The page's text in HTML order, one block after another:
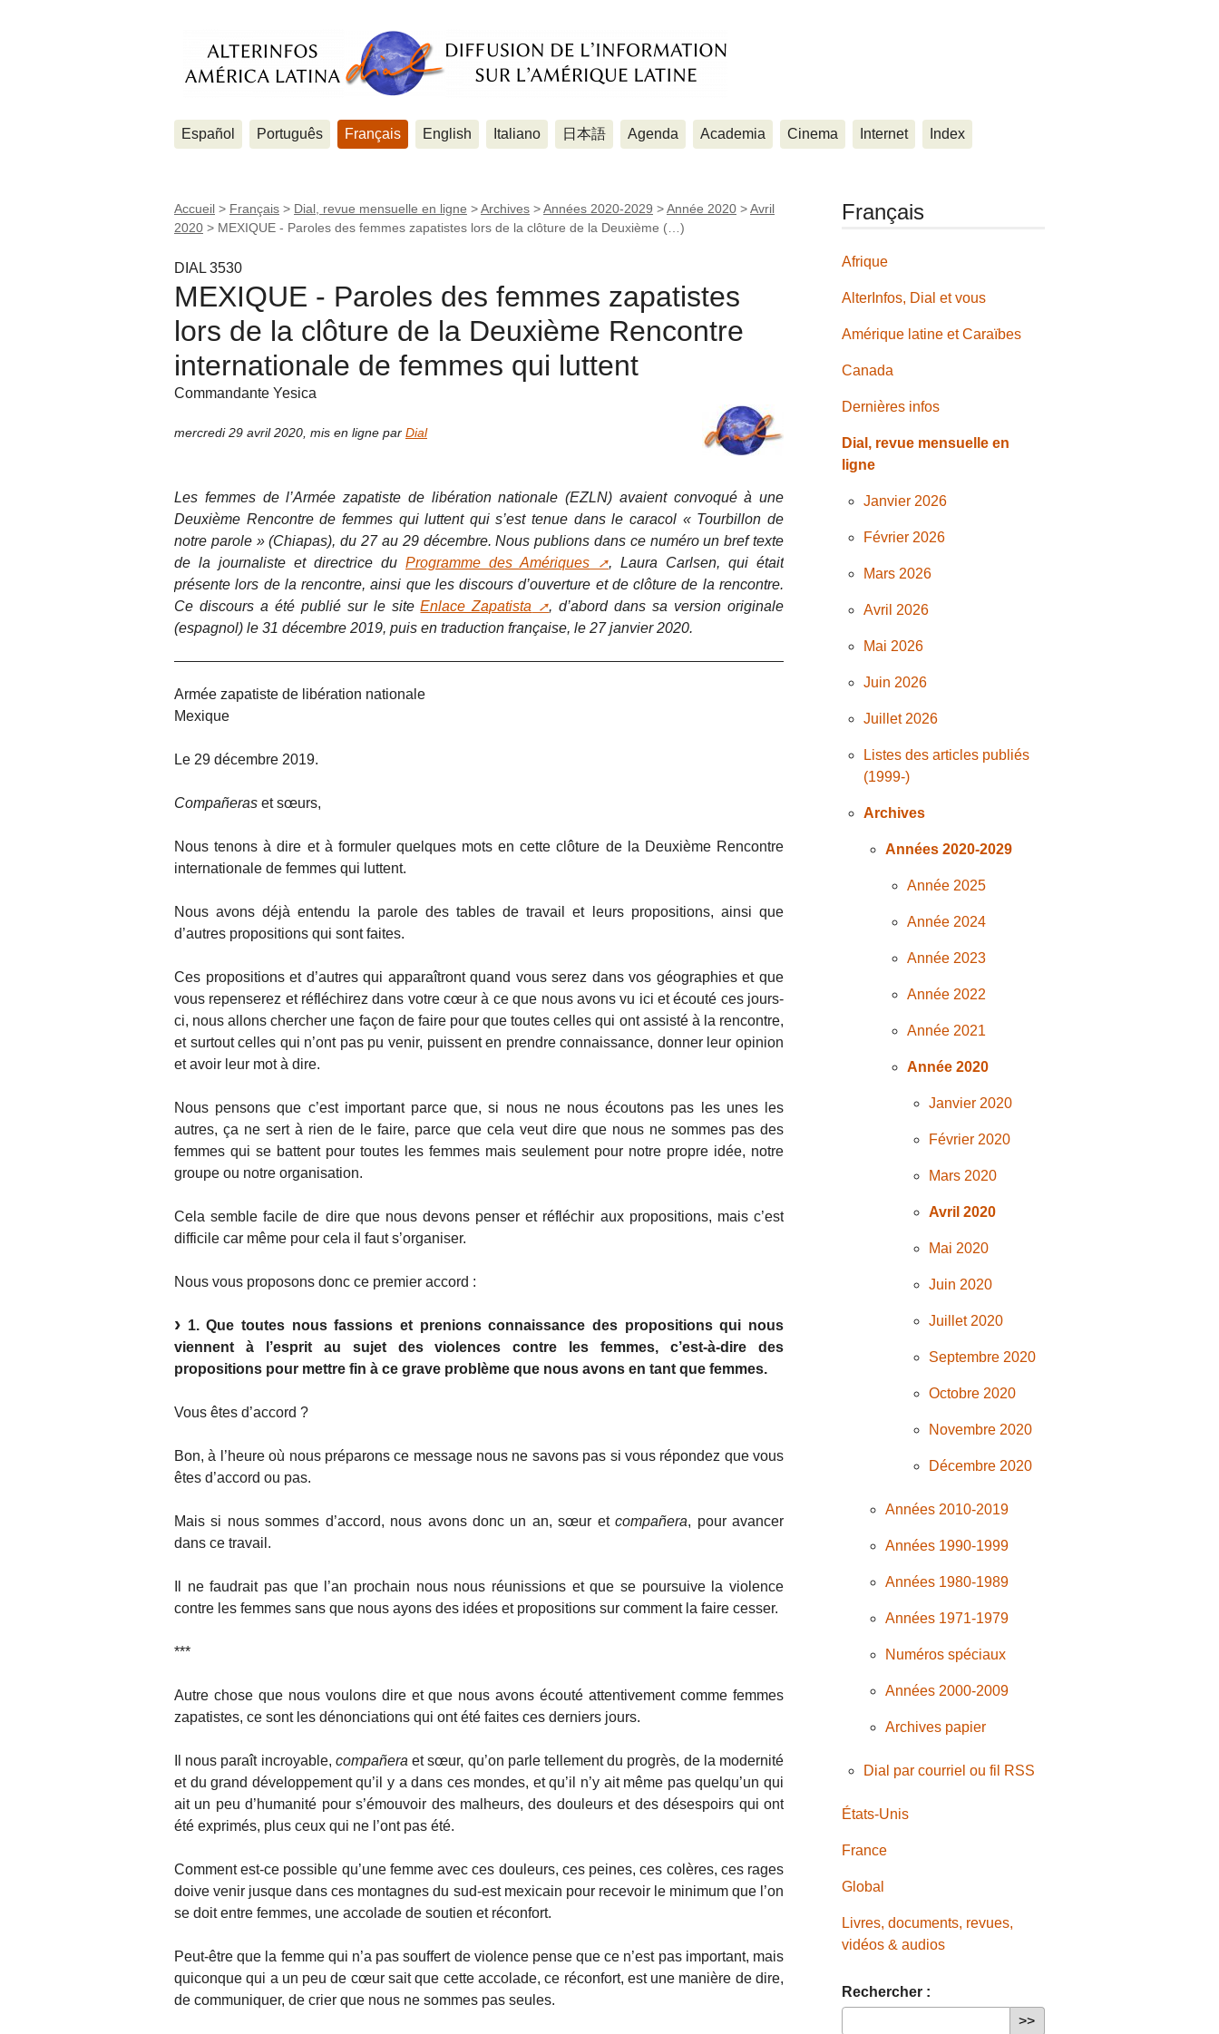
Español Português Français English Italiano 日本語 Agenda Academia Cinema Internet Index
Accueil > Français > Dial, revue mensuelle en ligne >Archives >Années 2020-2029 >Année 2020 >Avril
2020 > MEXIQUE - Paroles des femmes zapatistes lors de la clôture de la Deuxième (…)
DIAL 3530
MEXIQUE - Paroles des femmes zapatistes
lors de la clôture de la Deuxième Rencontre
internationale de femmes qui luttent
Commandante Yesica
mercredi 29 avril 2020 mis en ligne par Dial
Les femmes de l’Armée zapatiste de libération nationale (EZLN) avaient convoqué à une
Deuxième Rencontre de femmes qui luttent qui s’est tenue dans le caracol « Tourbillon de
notre parole » (Chiapas), du 27 au 29 décembre. Nous publions dans ce numéro un bref texte
de la journaliste et directrice du Programme des Amériques
, Laura Carlsen, qui était
présente lors de la rencontre, ainsi que les discours d’ouverture et de clôture de la rencontre.
Ce discours a été publié sur le siteEnlace Zapatista
, d’abord dans sa version originale
(espagnol) le 31 décembre 2019, puis en traduction française, le 27 janvier 2020.
Armée zapatiste de libération nationale
Mexique
Le 29 décembre 2019.
Compañeras et sœurs,
Nous tenons à dire et à formuler quelques mots en cette clôture de la Deuxième Rencontre
internationale de femmes qui luttent.
Nous avons déjà entendu la parole des tables de travail et leurs propositions, ainsi que
d’autres propositions qui sont faites.
Ces propositions et d’autres qui apparaîtront quand vous serez dans vos géographies et que
vous repenserez et réfléchirez dans votre cœur à ce que nous avons vu ici et écouté ces jours-
ci, nous allons chercher une façon de faire pour que toutes celles qui ont assisté à la rencontre,
et surtout celles qui n’ont pas pu venir, puissent en prendre connaissance, donner leur opinion
et avoir leur mot à dire.
Nous pensons que c’est important parce que, si nous ne nous écoutons pas les unes les
autres, ça ne sert à rien de le faire, parce que cela veut dire que nous ne sommes pas des
femmes qui se battent pour toutes les femmes mais seulement pour notre propre idée, notre
groupe ou notre organisation.
Cela semble facile de dire que nous devons penser et réfléchir aux propositions, mais c’est
difficile car même pour cela il faut s’organiser.
Nous vous proposons donc ce premier accord :
1. Que toutes nous fassions et prenions connaissance des propositions qui nous
viennent à l’esprit au sujet des violences contre les femmes, c’est-à-dire des
propositions pour mettre fin à ce grave problème que nous avons en tant que femmes.
Vous êtes d’accord ?
Bon, à l’heure où nous préparons ce message nous ne savons pas si vous répondez que vous
êtes d’accord ou pas.
Mais si nous sommes d’accord, nous avons donc un an, sœur etcompañera, pour avancer
dans ce travail.
Il ne faudrait pas que l’an prochain nous nous réunissions et que se poursuive la violence
contre les femmes sans que nous ayons des idées et propositions sur comment la faire cesser.
***
Autre chose que nous voulons dire et que nous avons écouté attentivement comme femmes
zapatistes, ce sont les dénonciations qui ont été faites ces derniers jours.
Il nous paraît incroyable, compañera et sœur, qu’on parle tellement du progrès, de la modernité
et du grand développement qu’il y a dans ces mondes, et qu’il n’y ait même pas quelqu’un qui
ait un peu d’humanité pour s’émouvoir des malheurs, des douleurs et des désespoirs qui ont
été exprimés, plus ceux qui ne l’ont pas été.
Comment est-ce possible qu’une femme avec ces douleurs, ces peines, ces colères, ces rages
doive venir jusque dans ces montagnes du sud-est mexicain pour recevoir le minimum que l’on
se doit entre femmes, une accolade de soutien et réconfort.
Peut-être que la femme qui n’a pas souffert de violence pense que ce n’est pas important, mais
quiconque qui a un peu de cœur sait que cette accolade, ce réconfort, est une manière de dire,
de communiquer, de crier que nous ne sommes pas seules.
Français
Afrique
AlterInfos, Dial et vous
Amérique latine et Caraïbes
Canada
Dernières infos
Dial, revue mensuelle en
ligne
Janvier 2026
Février 2026
Mars 2026
Avril 2026
Mai 2026
Juin 2026
Juillet 2026
Listes des articles publiés
(1999-)
Archives
Années 2020-2029
Année 2025
Année 2024
Année 2023
Année 2022
Année 2021
Année 2020
Janvier 2020
Février 2020
Mars 2020
Avril 2020
Mai 2020
Juin 2020
Juillet 2020
Septembre 2020
Octobre 2020
Novembre 2020
Décembre 2020
Années 2010-2019
Années 1990-1999
Années 1980-1989
Années 1971-1979
Numéros spéciaux
Années 2000-2009
Archives papier
Dial par courriel ou fil RSS
États-Unis
France
Global
Livres, documents, revues,
vidéos & audios
Rechercher :